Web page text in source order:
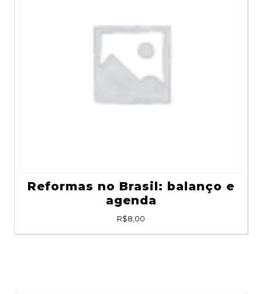
Reformas no Brasil: balanço e
agenda
R$8,00